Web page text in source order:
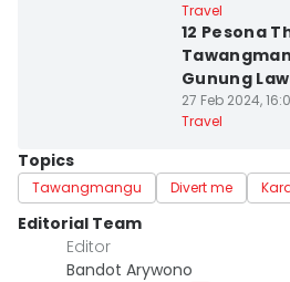
Travel
12 Pesona
Gunung
27 Feb 2024,
Travel
Topics
Tawangmangu Divert me
Editorial Team
Editor
Bandot Arywono